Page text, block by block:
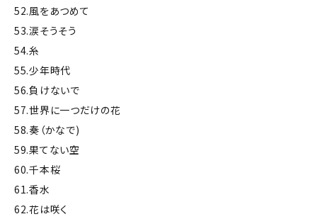
52.風をあつめて
53.涙そうそう
54.糸
55.少年時代
56.負けないで
57.世界に一つだけの花
58.奏（かなで)
59.果てない空
60.千本桜
61.香水
62.花は咲く